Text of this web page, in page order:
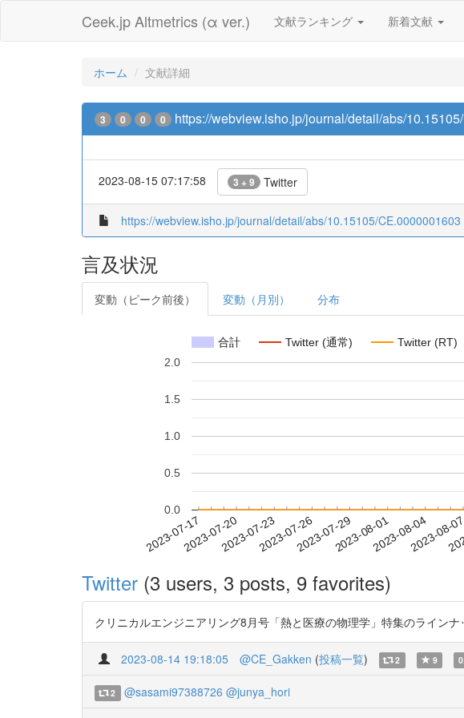
Ceek.jp Altmetrics (α ver.) 文献ランキング 新着文献
ホーム 文献詳細
3 0 0 0 https://webview.isho.jp/journal/detail/abs/
2023-08-15 07:17:58 3 + 9 Twitter
https://webview.isho.jp/journal/detail/abs/10.15105/CE.0000001603
言及状況
変動（ピーク前後） 変動（月別） 分布
合計 Twitter (通常) Twitter (RT)
2023-07-172023-07-202023-07-232023-07-262023-07-292023-08-012023-08-042023-08-
0.0
0.5
1.0
1.5
2.0
Twitter (3 users, 3 posts, 9 favorites)
クリニカルエンジニアリング8月号「熱と医療の物理学」特集のライン
2023-08-14 19:18:05 @CE_Gakken (投稿一覧) 2 9
2 @sasami97388726 @junya_hori